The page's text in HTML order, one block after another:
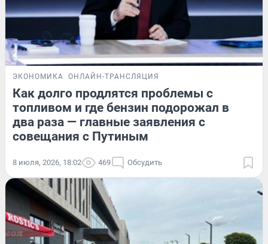
ЭКОНОМИКА ОНЛАЙН-ТРАНСЛЯЦИЯ
Как долго продлятся проблемы с
топливом и где бензин подорожал в
два раза — главные заявления с
совещания с Путиным
8 июля, 2026, 18:02 469 Обсудить